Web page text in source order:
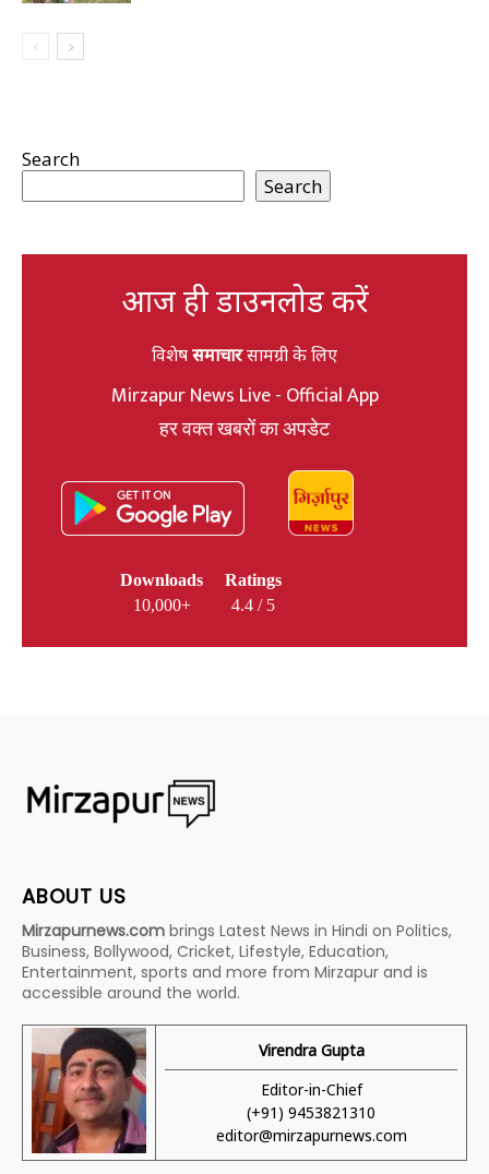
Search
Search
आज ही डाउनलोड करें
विशेषसमाचारसामग्री के लिए
Mirzapur News Live - Official App
हर वक्त खबरों का अपडेट
Downloads
10,000+
Ratings
4.4 / 5
ABOUT US
Mirzapurnews.com brings Latest News in Hindi on Politics,
Business, Bollywood, Cricket, Lifestyle, Education,
Entertainment, sports and more from Mirzapur and is
accessible around the world.
Virendra Gupta
Editor-in-Chief
(+91) 9453821310
editor@mirzapurnews.com